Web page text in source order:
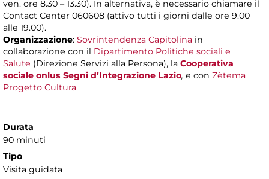
ven. ore 8.30 – 13.30). In alternativa, è necessario chiamare il
Contact Center 060608 (attivo tutti i giorni dalle ore 9.00
alle 19.00).
Organizzazione: Sovrintendenza Capitolina in
collaborazione con il Dipartimento Politiche sociali e
Salute (Direzione Servizi alla Persona), la Cooperativa
sociale onlus Segni d’Integrazione Lazio, e con Zètema
Progetto Cultura
Durata
90 minuti
Tipo
Visita guidata